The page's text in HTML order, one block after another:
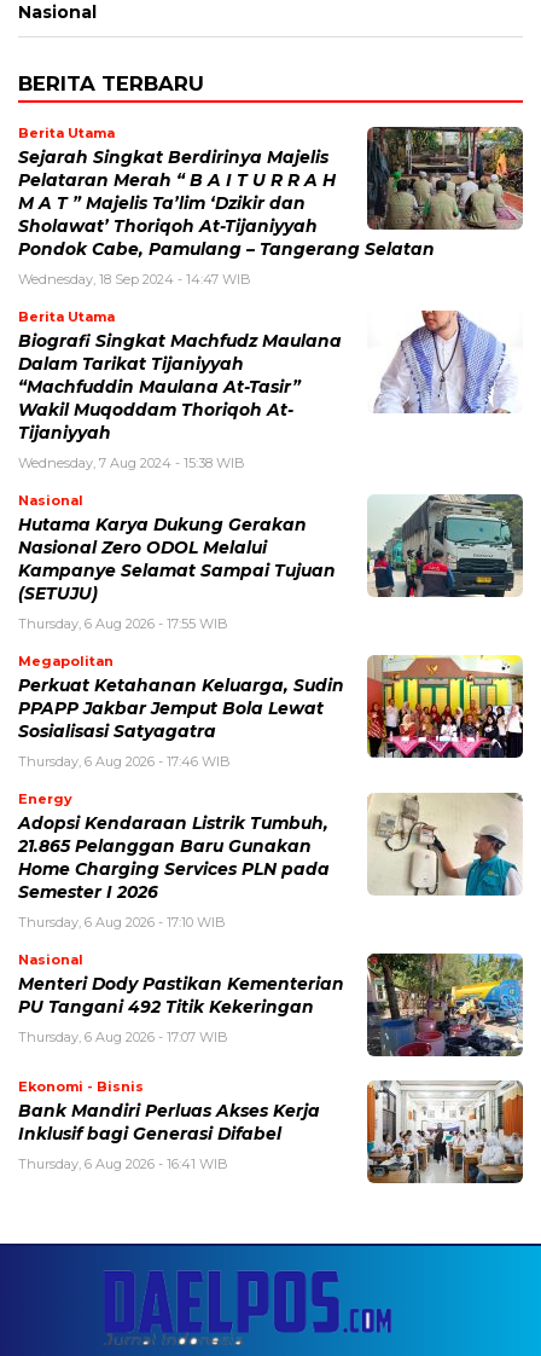
Nasional
BERITA TERBARU
Berita Utama
Sejarah Singkat Berdirinya Majelis
Pelataran Merah “ B A I T U R R A H
M A T ” Majelis Ta’lim ‘Dzikir dan
Sholawat’ Thoriqoh At-Tijaniyyah
Pondok Cabe, Pamulang – Tangerang Selatan
Wednesday, 18 Sep 2024 - 14:47 WIB
Berita Utama
Biografi Singkat Machfudz Maulana
Dalam Tarikat Tijaniyyah
“Machfuddin Maulana At-Tasir”
Wakil Muqoddam Thoriqoh At-
Tijaniyyah
Wednesday, 7 Aug 2024 - 15:38 WIB
Nasional
Hutama Karya Dukung Gerakan
Nasional Zero ODOL Melalui
Kampanye Selamat Sampai Tujuan
(SETUJU)
Thursday, 6 Aug 2026 - 17:55 WIB
Megapolitan
Perkuat Ketahanan Keluarga, Sudin
PPAPP Jakbar Jemput Bola Lewat
Sosialisasi Satyagatra
Thursday, 6 Aug 2026 - 17:46 WIB
Energy
Adopsi Kendaraan Listrik Tumbuh,
21.865 Pelanggan Baru Gunakan
Home Charging Services PLN pada
Semester I 2026
Thursday, 6 Aug 2026 - 17:10 WIB
Nasional
Menteri Dody Pastikan Kementerian
PU Tangani 492 Titik Kekeringan
Thursday, 6 Aug 2026 - 17:07 WIB
Ekonomi - Bisnis
Bank Mandiri Perluas Akses Kerja
Inklusif bagi Generasi Difabel
Thursday, 6 Aug 2026 - 16:41 WIB